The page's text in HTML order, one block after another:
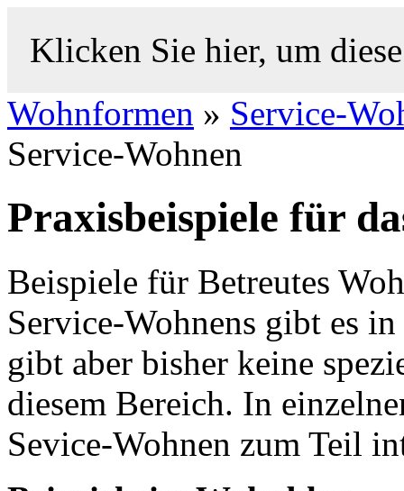
Klicken Sie hier, um
Wohnformen » Service-
Service-Wohnen
Praxisbeispiele für
Beispiele für Betreutes
Service-Wohnens gibt es
gibt aber bisher keine
diesem Bereich. In
Sevice-Wohnen zum Teil